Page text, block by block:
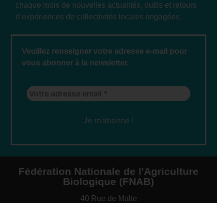
chaque mois de nouvelles actualités, outils et retours
d’expériences de collectivités locales engagées.
Veuillez renseigner votre adresse e-mail pour
vous abonner à la newsletter.
Fédération Nationale de l'Agriculture
Biologique (FNAB)
40 Rue de Malte